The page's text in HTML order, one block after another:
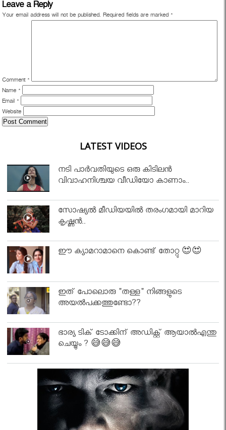
Leave a Reply
Your email address will not be published. Required fields are marked *
Comment *
Name *
Email *
Website
LATEST VIDEOS
നടി പാർവതിയുടെ ഒരു കിടിലൻ
വിവാഹനിശ്ചയ വീഡിയോ കാണാം..
സോഷ്യൽ മീഡിയയിൽ തരംഗമായി മാറിയ
കൃഷ്ണൻ..
ഈ ക്യാമറാമാനെ കൊണ്ട് തോറ്റു 😍😍
ഇത് പോലൊരു "തള്ള" നിങ്ങളുടെ
അയല്‍പക്കത്തുണ്ടോ??
ഭാര്യ ടിക് ടോക്കിന് അഡിക്റ്റ് ആയാൽഎന്തു
ചെയ്യും ? 😅😅😅